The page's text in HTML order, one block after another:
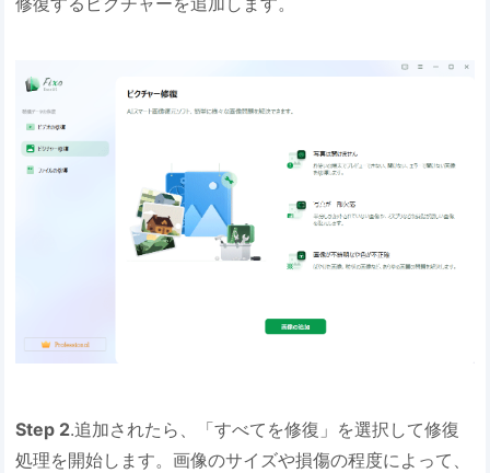
Step 2.追加されたら、「すべてを修復」を選択して修復
処理を開始します。画像のサイズや損傷の程度によって、